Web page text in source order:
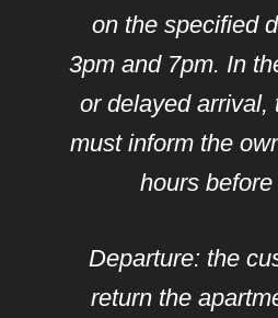
on the specified
3pm and 7pm. In
or delayed arrival,
must inform the
hours before
Departure: the
return the